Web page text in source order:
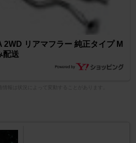
2WD リアマフラー 純正タイプ M
配送